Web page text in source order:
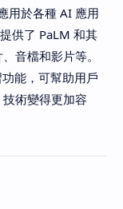
用於各種 AI 應用
供了 PaLM 和其
音檔和影片等。
能，可幫助用戶
術變得更加容